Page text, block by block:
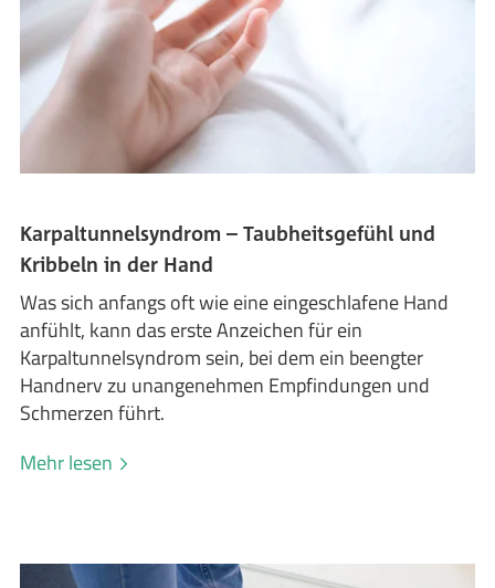
Karpaltunnelsyndrom – Taubheitsgefühl und
Kribbeln in der Hand
Was sich anfangs oft wie eine eingeschlafene Hand
anfühlt, kann das erste Anzeichen für ein
Karpaltunnelsyndrom sein, bei dem ein beengter
Handnerv zu unangenehmen Empfindungen und
Schmerzen führt.
Mehr lesen